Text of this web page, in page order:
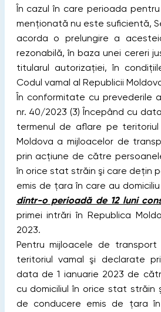
În cazul în care perioada
menţionată nu este suficientă,
acorda o prelungire a
rezonabilă, în baza unei cereri
titularul autorizaţiei, în
Codul vamal al Republicii
În conformitate cu prevederile
nr. 40/2023 (3) Începând cu
termenul de aflare pe teritoriul
Moldova a mijloacelor de
prin acţiune de către
în orice stat străin şi care deţin
emis de ţara în care au
dintr-o perioadă de 12 luni
primei intrări în Republica
2023.
Pentru mijloacele de
teritoriul vamal şi declarate
data de 1 ianuarie 2023 de
cu domiciliul în orice stat străin
de conducere emis de ţara